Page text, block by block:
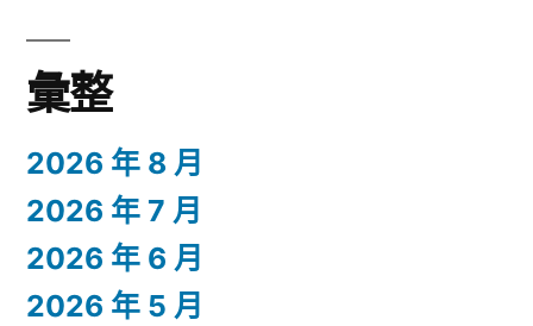
彙整
2026 年 8 月
2026 年 7 月
2026 年 6 月
2026 年 5 月